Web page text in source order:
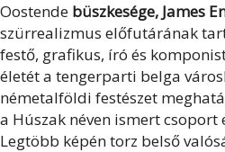
Oostende büszkesége, James
szürrealizmus előfutárának
festő, grafikus, író és
életét a tengerparti belga
németalföldi festészet
a Húszak néven ismert
Legtöbb képén torz belső